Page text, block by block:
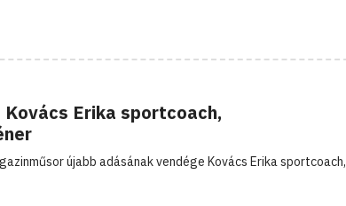
Erika sportcoach,
újabb adásának vendége Kovács Erika sportcoach,